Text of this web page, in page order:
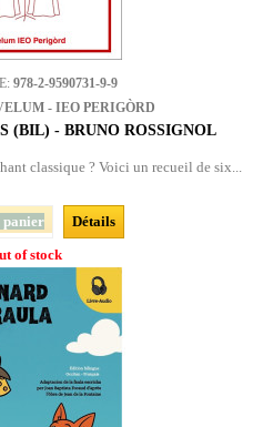
978-2-9590731-9-9
- IEO PERIGÒRD
(BIL) - BRUNO ROSSIGNOL
classique ? Voici un recueil de six...
panier
Détails
of stock